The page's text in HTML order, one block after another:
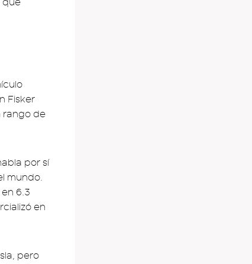
que
Fisker
rango de
por sí
mundo.
6.3
en
pero